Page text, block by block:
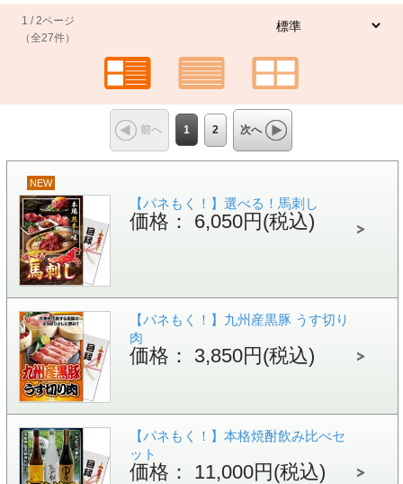
1 / 2ページ
（全27件）
前へ 1 2 次へ
NEW
【パネもく！】選べる！馬刺し
価格： 6,050円(税込)
【パネもく！】九州産黒豚 うす切り
肉
価格： 3,850円(税込)
【パネもく！】本格焼酎飲み比べセ
ット
価格： 11,000円(税込)